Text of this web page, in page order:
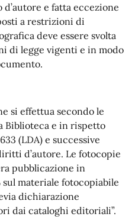
e fatta eccezione
a restrizioni di
deve essere svolta
di legge vigenti e in modo
si effettua secondo le
Biblioteca e in rispetto
(LDA) e successive
d’autore. Le fotocopie
pubblicazione in
materiale fotocopiabile
dichiarazione
dai cataloghi editoriali”.